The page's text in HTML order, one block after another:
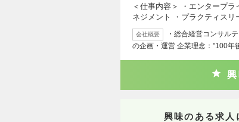
＜仕事内容＞ ・エンタープ
ネジメント ・プラクティスリ
会社概要
・総合経営コンサル
の企画・運営 企業理念："100年
興味のある求人